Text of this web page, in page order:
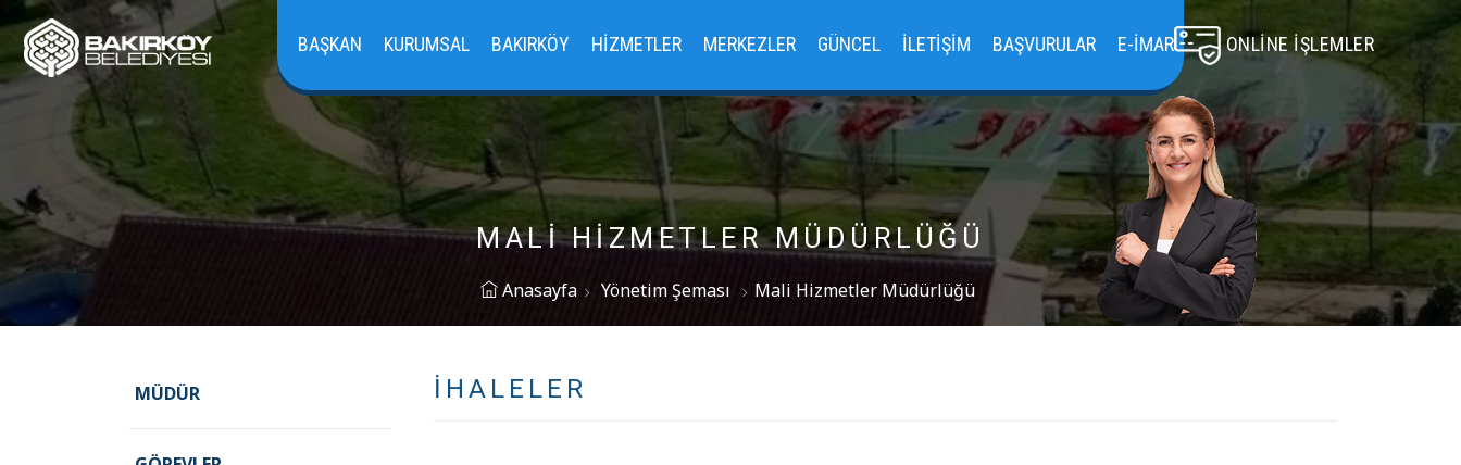
BAŞKAN KURUMSAL BAKIRKÖY HIZMETLER MERKEZLER GÜNCEL İLETIŞIM BAŞVURULAR E-İMAR ONLINE İŞLEMLER
MALI HIZMETLER MÜDÜRLÜĞÜ
Anasayfa Yönetim Şeması Mali Hizmetler Müdürlüğü
MÜDÜR İHALELER